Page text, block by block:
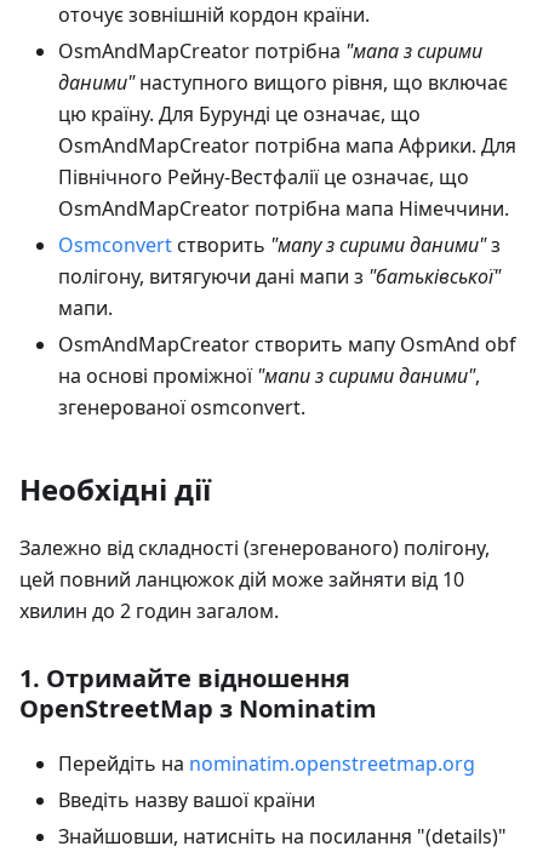
оточує зовнішній кордон країни.
OsmAndMapCreator потрібна "мапа з сирими
даними"наступного вищого рівня, що включає
цю країну. Для Бурунді це означає, що
OsmAndMapCreator потрібна мапа Африки. Для
Північного Рейну-Вестфалії це означає, що
OsmAndMapCreator потрібна мапа Німеччини.
Osmconvertстворить "мапу з сирими даними"з
полігону, витягуючи дані мапи з "батьківської"
мапи.
OsmAndMapCreator створить мапу OsmAnd obf
на основі проміжної"мапи з сирими даними",
згенерованої osmconvert.
Необхідні дії
Залежно від складності (згенерованого) полігону,
цей повний ланцюжок дій може зайняти від 10
хвилин до 2 годин загалом.
1. Отримайте відношення
OpenStreetMap з Nominatim
Перейдіть на nominatim.openstreetmap.org
Введіть назву вашої країни
Знайшовши, натисніть на посилання "(details)"